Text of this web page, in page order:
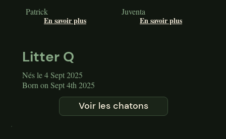
Patrick
En savoir plus
Juventa
En savoir plus
Litter Q
Nés le 4 Sept 2025
Born on Sept 4th 2025
Voir les chatons